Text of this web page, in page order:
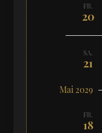
FR.
20
SA.
21
Mai 2029
FR.
18